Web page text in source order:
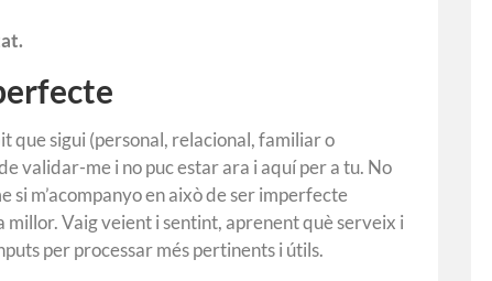
que sigui (personal, relacional, familiar o
validar-me i no puc estar ara i aquí per a tu. No
m’acompanyo en això de ser imperfecte
Vaig veient i sentint, aprenent què serveix i
per processar més pertinents i útils.